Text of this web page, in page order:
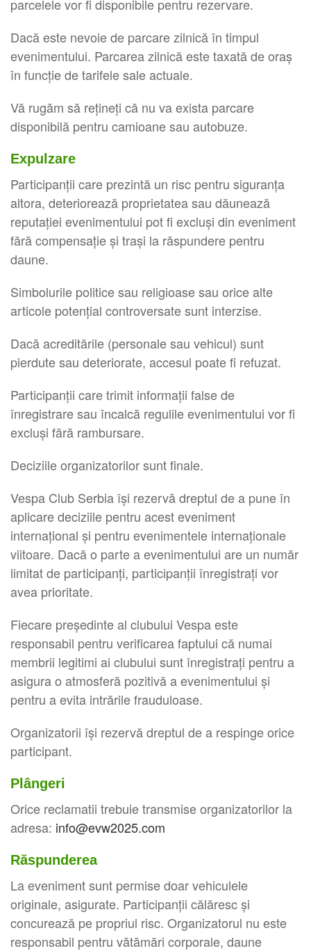
parcelele vor fi disponibile pentru rezervare.
Dacă este nevoie de parcare zilnică în timpul
evenimentului. Parcarea zilnică este taxată de oraș
în funcție de tarifele sale actuale.
Vă rugăm să rețineți că nu va exista parcare
disponibilă pentru camioane sau autobuze.
Expulzare
Participanții care prezintă un risc pentru siguranța
altora, deteriorează proprietatea sau dăunează
reputației evenimentului pot fi excluși din eveniment
fără compensație și trași la răspundere pentru
daune.
Simbolurile politice sau religioase sau orice alte
articole potențial controversate sunt interzise.
Dacă acreditările (personale sau vehicul) sunt
pierdute sau deteriorate, accesul poate fi refuzat.
Participanții care trimit informații false de
înregistrare sau încalcă regulile evenimentului vor fi
excluși fără rambursare.
Deciziile organizatorilor sunt finale.
Vespa Club Serbia își rezervă dreptul de a pune în
aplicare deciziile pentru acest eveniment
internațional și pentru evenimentele internaționale
viitoare. Dacă o parte a evenimentului are un număr
limitat de participanți, participanții înregistrați vor
avea prioritate.
Fiecare președinte al clubului Vespa este
responsabil pentru verificarea faptului că numai
membrii legitimi ai clubului sunt înregistrați pentru a
asigura o atmosferă pozitivă a evenimentului și
pentru a evita intrările frauduloase.
Organizatorii își rezervă dreptul de a respinge orice
participant.
Plângeri
Orice reclamatii trebuie transmise organizatorilor la
adresa: info@evw2025.com
Răspunderea
La eveniment sunt permise doar vehiculele
originale, asigurate. Participanții călăresc și
concurează pe propriul risc. Organizatorul nu este
responsabil pentru vătămări corporale, daune